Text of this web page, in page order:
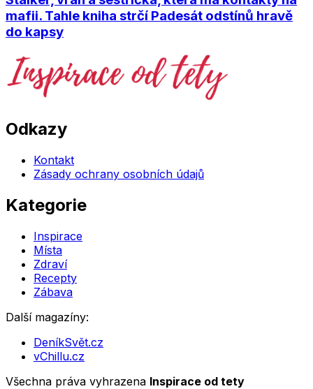
mafii. Tahle kniha strčí Padesát odstínů hravě
do kapsy
Odkazy
Kontakt
Zásady ochrany osobních údajů
Kategorie
Inspirace
Místa
Zdraví
Recepty
Zábava
Další magazíny:
DeníkSvět.cz
vChillu.cz
Všechna práva vyhrazena Inspirace od tety